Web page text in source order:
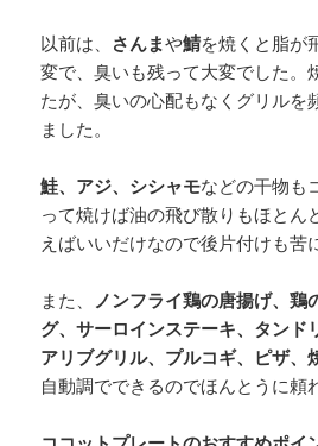
以前は、 さんまや鯖を焼くと脂が
変で、臭いも残って大変でした。
たが、臭いの心配もなくグリルを
ました。
鮭、アジ、シシャモなどの干物も
って焼けば油の飛び散りもほとん
えばいいだけなので後片付けも苦
また、 ノンフライ鶏の唐揚げ、鶏
グ、サーロインステーキ、タンド
アリブグリル、プルコギ、ピザ、
自動調でできるのでほんとうに頼